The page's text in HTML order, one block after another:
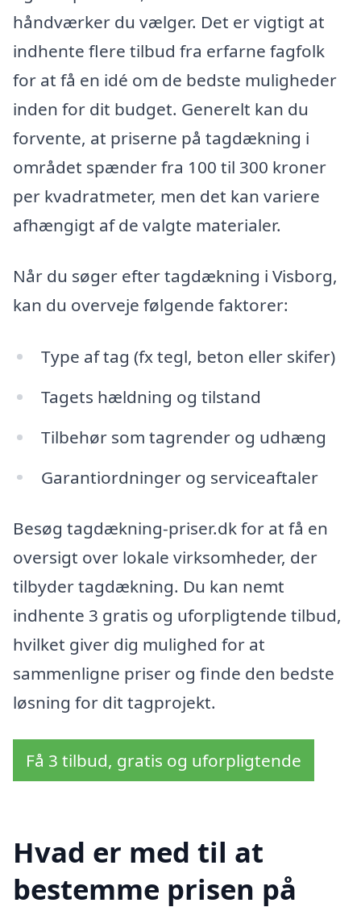
håndværker du vælger. Det er vigtigt at
indhente flere tilbud fra erfarne fagfolk
for at få en idé om de bedste muligheder
inden for dit budget. Generelt kan du
forvente, at priserne på tagdækning i
området spænder fra 100 til 300 kroner
per kvadratmeter, men det kan variere
afhængigt af de valgte materialer.
Når du søger efter tagdækning i Visborg,
kan du overveje følgende faktorer:
Type af tag (fx tegl, beton eller skifer)
Tagets hældning og tilstand
Tilbehør som tagrender og udhæng
Garantiordninger og serviceaftaler
Besøg tagdækning-priser.dk for at få en
oversigt over lokale virksomheder, der
tilbyder tagdækning. Du kan nemt
indhente 3 gratis og uforpligtende tilbud,
hvilket giver dig mulighed for at
sammenligne priser og finde den bedste
løsning for dit tagprojekt.
Få 3 tilbud, gratis og uforpligtende
Hvad er med til at
bestemme prisen på